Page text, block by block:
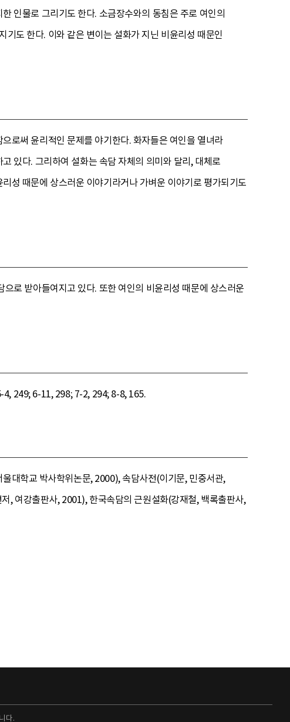
인물로 그리기도 한다. 소금장수와의 동침은 주로 여인의
도 한다. 이와 같은 변이는 설화가 지닌 비윤리성 때문인
로써 윤리적인 문제를 야기한다. 화자들은 여인을 열녀라
있다. 그리하여 설화는 속담 자체의 의미와 달리, 대체로
성 때문에 상스러운 이야기라거나 가벼운 이야기로 평가되기도
로 받아들여지고 있다. 또한 여인의 비윤리성 때문에 상스러운
249; 6-11, 298; 7-2, 294; 8-8, 165.
대학교 박사학위논문, 2000), 속담사전(이기문, 민중서관,
, 여강출판사, 2001), 한국속담의 근원설화(강재철, 백록출판사,
다.